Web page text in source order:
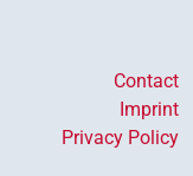
Contact
Imprint
Privacy Policy